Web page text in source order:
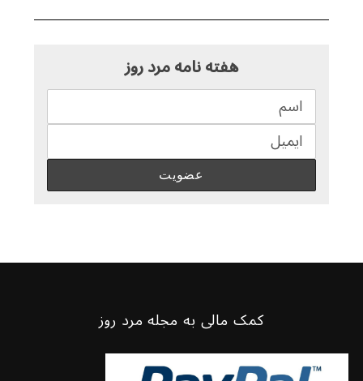
هفته نامه مرد روز
کمک مالی به مجله مرد روز